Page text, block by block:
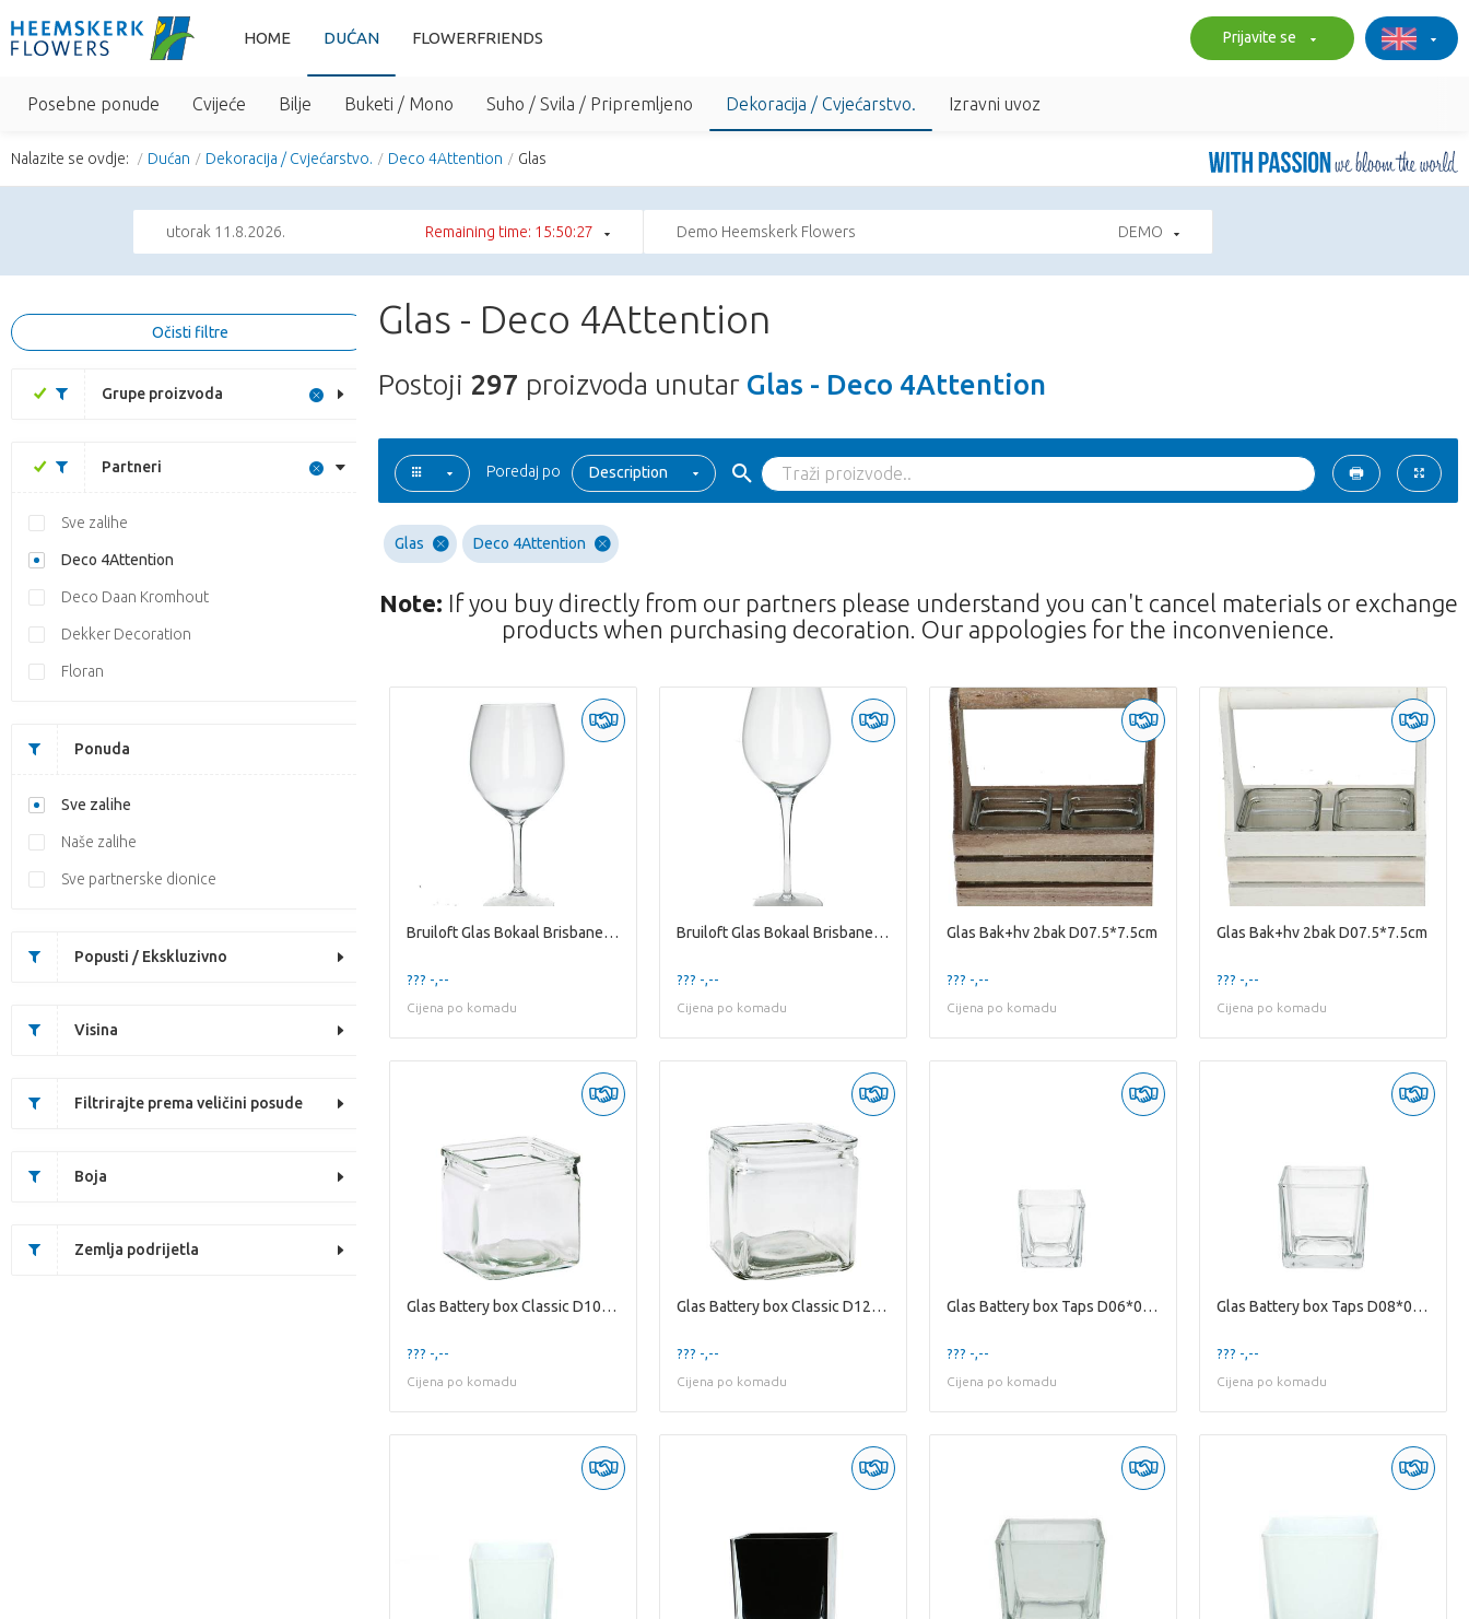
HOME DUĆAN FLOWERFRIENDS Prijavite se
Posebne ponude Cvijeće Bilje Buketi / Mono Suho / Svila / Pripremljeno Dekoracija / Cvjećarstvo. Izravni uvoz
Nalazite se ovdje: Dućan Dekoracija / Cvjećarstvo. Deco 4Attention Glas
utorak 11.8.2026. Remaining time: 15:50:26 Demo Heemskerk Flowers DEMO
Očisti filtre
Grupe proizvoda
Partneri
Sve zalihe
Deco 4Attention
Deco Daan Kromhout
Dekker Decoration
Floran
Ponuda
Sve zalihe
Naše zalihe
Sve partnerske dionice
Popusti / Ekskluzivno
Visina
Filtrirajte prema veličini posude
Boja
Zemlja podrijetla
Glas - Deco 4Attention
Postoji 297 proizvoda unutar Glas - Deco 4Attention
Poredaj po Description
Glas Deco 4Attention
Note: If you buy directly from our partners please understand you can't cancel materials or exchange
products when purchasing decoration. Our appologies for the inconvenience.
Bruiloft Glas Bokaal Brisbane D17/23*50cm
??? -,--
Cijena po komadu
Bruiloft Glas Bokaal Brisbane D17/23*60cm
??? -,--
Cijena po komadu
Glas Bak+hv 2bak D07.5*7.5cm
??? -,--
Cijena po komadu
Glas Bak+hv 2bak D07.5*7.5cm
??? -,--
Cijena po komadu
Glas Battery box Classic D10*10cm
??? -,--
Cijena po komadu
Glas Battery box Classic D12*12cm
??? -,--
Cijena po komadu
Glas Battery box Taps D06*06cm
??? -,--
Cijena po komadu
Glas Battery box Taps D08*08cm
??? -,--
Cijena po komadu